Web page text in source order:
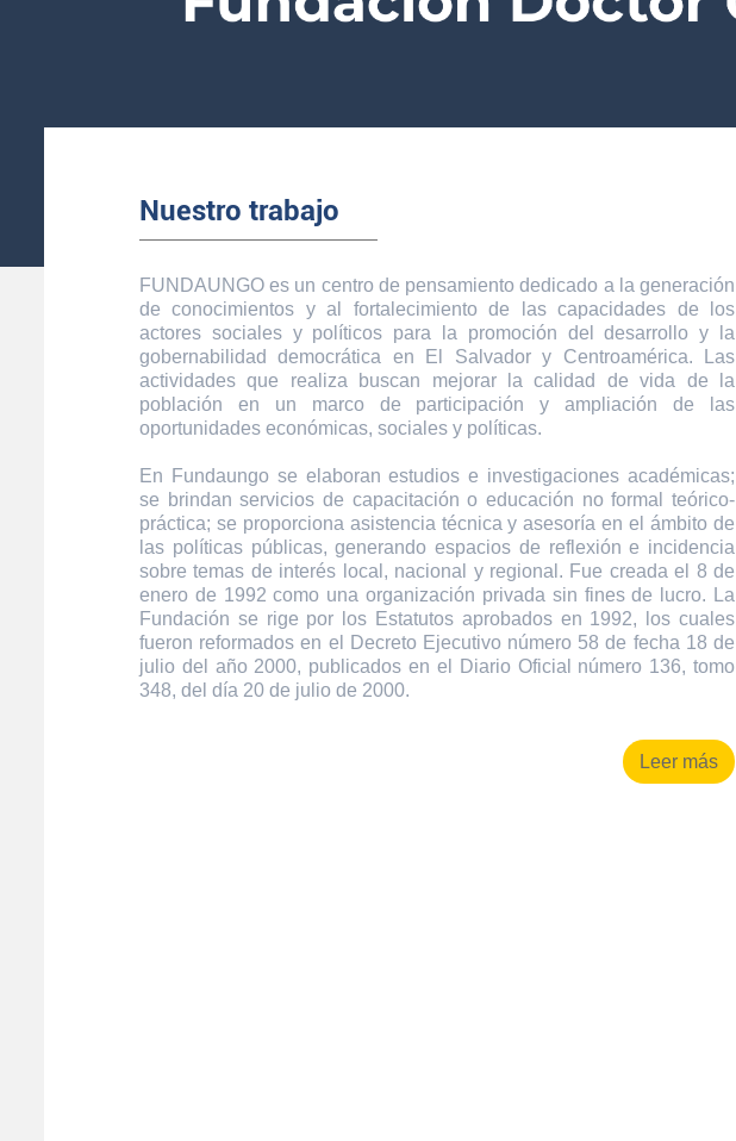
Nuestro trabajo
FUNDAUNGO es un centro de pensamiento dedicado a la generación
de conocimientos y al fortalecimiento de las capacidades de los
actores sociales y políticos para la promoción del desarrollo y la
gobernabilidad democrática en El Salvador y Centroamérica. Las
actividades que realiza buscan mejorar la calidad de vida de la
población en un marco de participación y ampliación de las
oportunidades económicas, sociales y políticas.
En Fundaungo se elaboran estudios e investigaciones académicas;
se brindan servicios de capacitación o educación no formal teórico-
práctica; se proporciona asistencia técnica y asesoría en el ámbito de
las políticas públicas, generando espacios de reflexión e incidencia
sobre temas de interés local, nacional y regional. Fue creada el 8 de
enero de 1992 como una organización privada sin fines de lucro. La
Fundación se rige por los Estatutos aprobados en 1992, los cuales
fueron reformados en el Decreto Ejecutivo número 58 de fecha 18 de
julio del año 2000, publicados en el Diario Oficial número 136, tomo
348, del día 20 de julio de 2000.
Leer más